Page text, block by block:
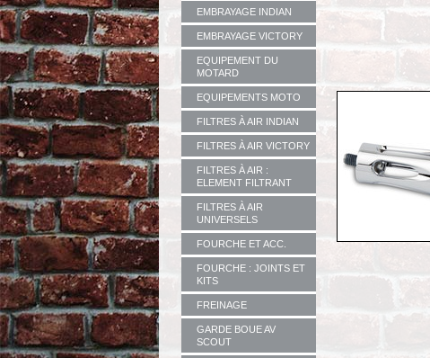
EMBRAYAGE INDIAN
EMBRAYAGE VICTORY
EQUIPEMENT DU
MOTARD
EQUIPEMENTS MOTO
FILTRES À AIR INDIAN
FILTRES À AIR VICTORY
FILTRES À AIR :
ELEMENT FILTRANT
FILTRES À AIR
UNIVERSELS
FOURCHE ET ACC.
FOURCHE : JOINTS ET
KITS
FREINAGE
GARDE BOUE AV
SCOUT